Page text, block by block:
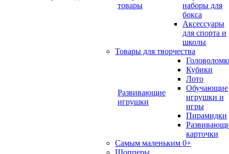
товары
наборы для
бокса
Аксессуары
для спорта и
школы
Товары для творчества
Развивающие
игрушки
Кубики
Лото
Обучающие
игрушки и
игры
Пирамидки
карточки
Самым маленьким 0+
Шопперы